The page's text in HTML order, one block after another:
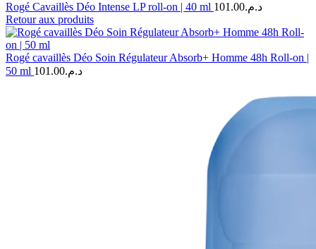
Rogé Cavaillès Déo Intense LP roll-on | 40 ml د.م.101.00
Retour aux produits
Rogé cavaillès Déo Soin Régulateur Absorb+ Homme 48h Roll-on |
50 ml
د.م.101.00